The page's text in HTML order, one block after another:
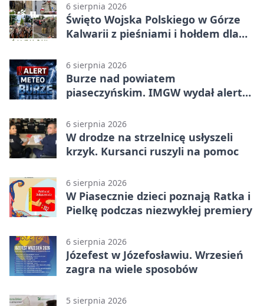
6 sierpnia 2026
Święto Wojska Polskiego w Górze
Kalwarii z pieśniami i hołdem dla
6 sierpnia 2026
Burze nad powiatem
piaseczyńskim. IMGW wydał alert
6 sierpnia 2026
W drodze na strzelnicę usłyszeli
krzyk. Kursanci ruszyli na pomoc
6 sierpnia 2026
W Piasecznie dzieci poznają Ratka i
Pielkę podczas niezwykłej premiery
6 sierpnia 2026
Józefest w Józefosławiu. Wrzesień
zagra na wiele sposobów
5 sierpnia 2026